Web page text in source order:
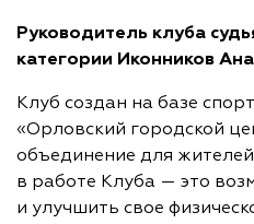
Руководитель клуба
категории Иконников
Клуб создан на базе
«Орловский городской
объединение для
в работе Клуба — это
и улучшить свое